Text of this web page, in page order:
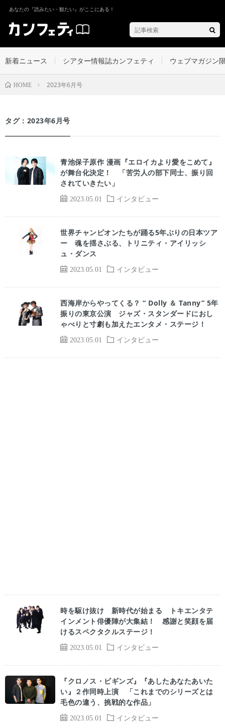
あなたの『読みたい・観たい』がここにある！
新着ニュース シアター情報誌カンフェティ ウェブマガジン
HOME 2023年6月号
タグ：2023年6月号
2023.05.01 インタビュー
青池保子原作 漫画『エロイカより愛をこめて』
が舞台化決定！ 「苦労人の部下同士、振り回
されていきたい」
2023.05.01 インタビュー
世界チャンピオンたちが踊る5年ぶりの日本ツア
ー 魂を揺さぶる、トリニティ・アイリッシ
ュ・ダンス
2023.05.01 インタビュー
西海岸からやってくる？ “ Dolly ＆ Tanny” 5年
振りの東京公演 ジャズ・スタンダードにおし
ゃべりと寸劇も加えたエンタメ・ステージ！
2023.05.01 インタビュー
時を駆け抜け 新時代が始まる トキエンタテ
インメント俳優陣が大集結！ 感謝と笑顔を届
けるスペクタクルステージ！
2023.05.01 インタビュー
『クロノス・ビギンズ』『あしたあなたあいた
い』２作同時上演 「これまでのシリーズとは
毛色の違う、挑戦的な作品」